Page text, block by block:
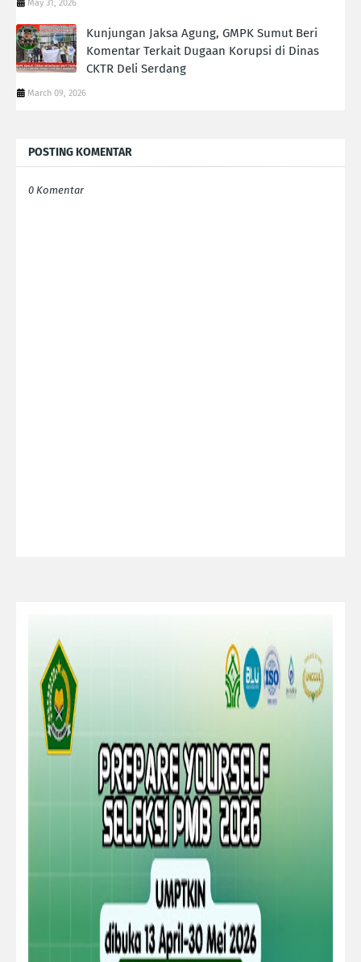
May 31, 2026
Kunjungan Jaksa Agung, GMPK Sumut Beri
Komentar Terkait Dugaan Korupsi di Dinas
CKTR Deli Serdang
March 09, 2026
POSTING KOMENTAR
0 Komentar